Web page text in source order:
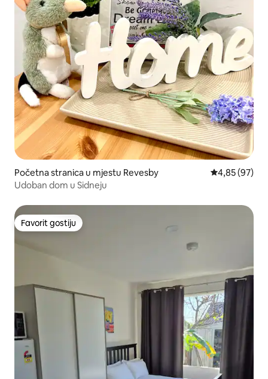
Početna stranica u mjestu Revesby prosječna
4,85 (97)
Udoban dom u Sidneju
Favorit gostiju
Favorit gostiju